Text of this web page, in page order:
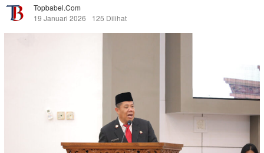
Topbabel.com
19 Januari 2026
125 Dilihat